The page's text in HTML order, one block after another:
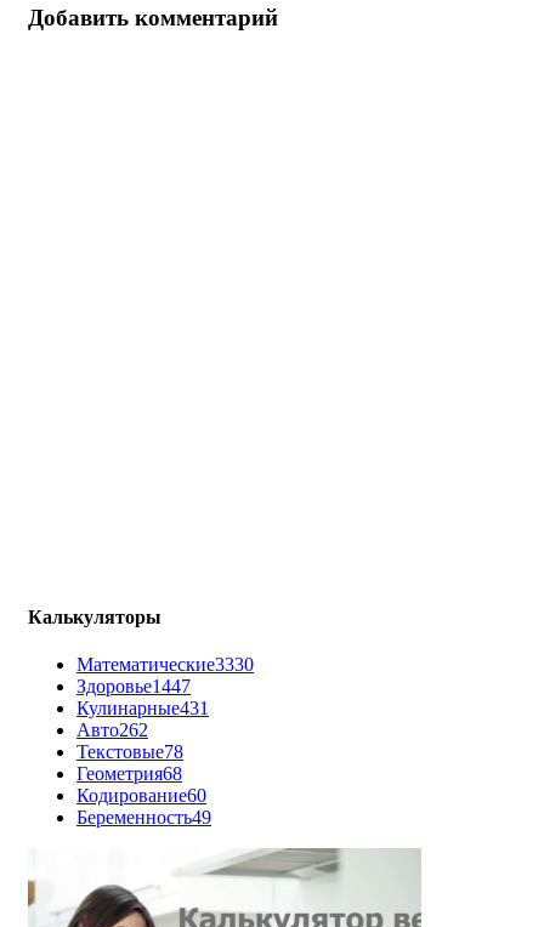
Добавить комментарий
Калькуляторы
Математические3330
Здоровье1447
Кулинарные431
Авто262
Текстовые78
Геометрия68
Кодирование60
Беременность49